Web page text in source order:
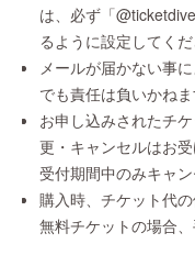
は、必ず「
るように設定してくだ
メールが届かない事
でも責任は負いかねま
お申し込みされたチ
更・キャンセルはお
受付期間中のみキャン
購入時、チケット代
無料チケットの場合